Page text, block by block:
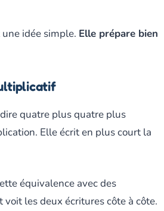
idée simple. Elle prépare bien
quatre plus quatre plus
Elle écrit en plus court la
équivalence avec des
les deux écritures côte à côte.